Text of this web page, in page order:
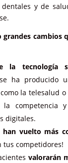
dentales y de
grandes cambios
la tecnología
ha producido
la telesalud
competencia
digitales.
han vuelto más
tus competidores!
valorarán